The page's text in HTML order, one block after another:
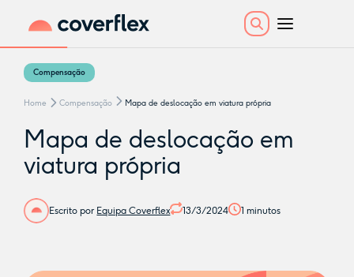
Compensação
Home Compensação Mapa de deslocação em viatura própria
Mapa de deslocação em
viatura própria
Escrito por Equipa Coverflex 13/3/2024 1 minutos